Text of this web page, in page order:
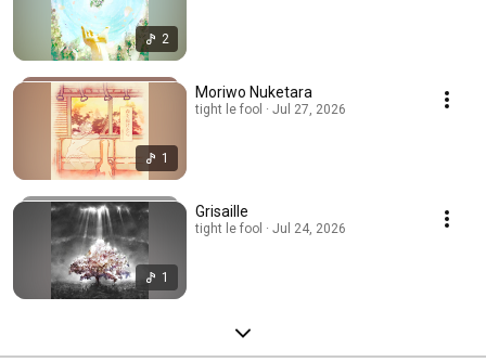
2
1
Moriwo Nuketara
tight le fool · Jul 27, 2026
1
Grisaille
tight le fool · Jul 24, 2026